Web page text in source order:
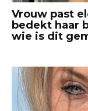
Vrouw past
bedekt haar
wie is dit